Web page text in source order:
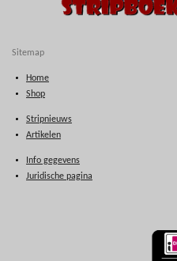
Sitemap
Home
Shop
Stripnieuws
Artikelen
Info gegevens
Juridische pagina